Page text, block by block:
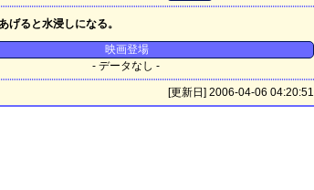
げると水浸しになる。
映画登場
- データなし -
[更新日] 2006-04-06 04:20:51